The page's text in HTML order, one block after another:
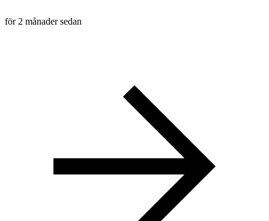
för 2 månader sedan